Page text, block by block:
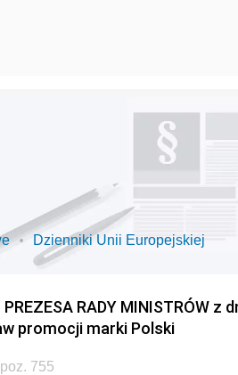
Dzienniki Unii Europejskiej
RADY MINISTRÓW z
promocji marki Polski
755